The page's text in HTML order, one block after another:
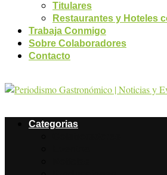
Titulares
Restaurantes y Hoteles
Trabaja Conmigo
Sobre Colaboradores
Contacto
Categorias